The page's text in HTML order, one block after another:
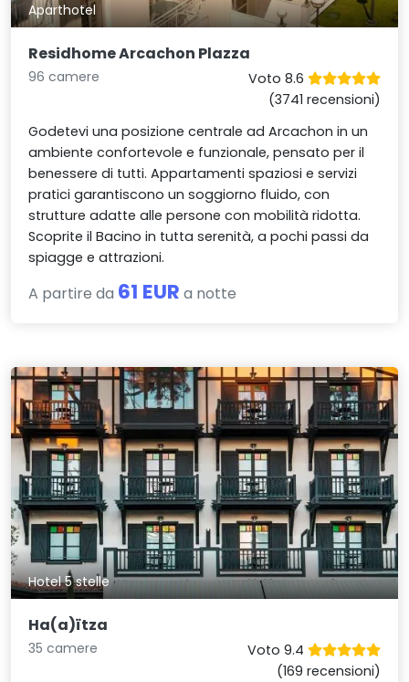
Aparthotel
Residhome Arcachon Plazza
96 camere
Voto 8.6
(3741 recensioni)
Godetevi una posizione centrale ad Arcachon in un
ambiente confortevole e funzionale, pensato per il
benessere di tutti. Appartamenti spaziosi e servizi
pratici garantiscono un soggiorno fluido, con
strutture adatte alle persone con mobilità ridotta.
Scoprite il Bacino in tutta serenità, a pochi passi da
spiagge e attrazioni.
A partire da 61 EUR a notte
Hotel 5 stelle
Ha(a)ïtza
35 camere
Voto 9.4
(169 recensioni)